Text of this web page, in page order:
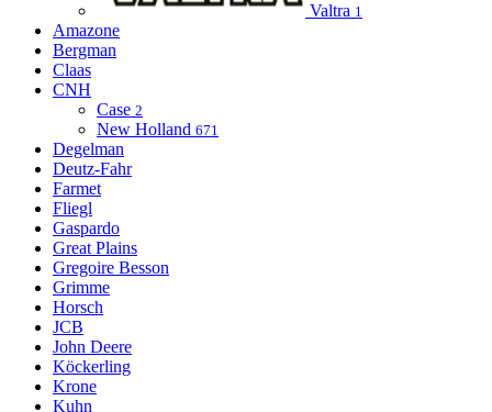
Valtra 1
Amazone
Bergman
Claas
CNH
Case 2
New Holland 671
Degelman
Deutz-Fahr
Farmet
Fliegl
Gaspardo
Great Plains
Gregoire Besson
Grimme
Horsch
JCB
John Deere
Köckerling
Krone
Kuhn